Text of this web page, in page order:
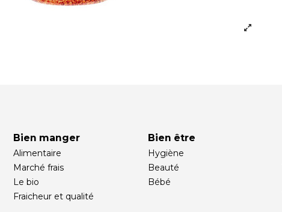
Bien manger
Alimentaire
Marché frais
Le bio
Fraicheur et qualité
Bien être
Hygiène
Beauté
Bébé